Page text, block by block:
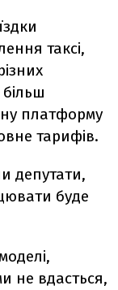
таксі,
платформу
тарифів.
депутати,
буде
не вдасться,